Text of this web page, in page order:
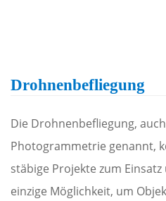
Drohnenbefliegung
Die Drohnenbefliegung,
Photogrammetrie genannt,
stäbige Projekte zum
einzige Möglichkeit, um